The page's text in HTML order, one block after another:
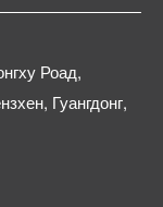
Роад,
Гуангдонг,